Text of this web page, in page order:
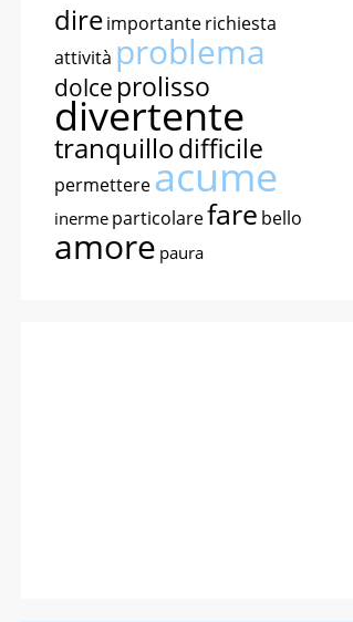
direimportanterichiesta
attività problema
dolce prolisso
divertente
tranquillodifficile
permettereacume
inerme particolarefare bello
amore paura